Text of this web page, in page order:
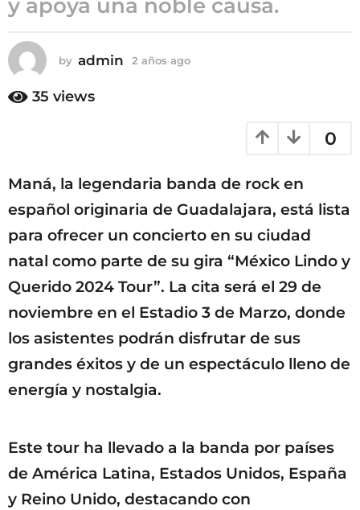
a
o
s
a
y apoya una noble causa.
by admin 2 años ago
35 views
0
Maná, la legendaria banda de rock en
español originaria de Guadalajara, está lista
para ofrecer un concierto en su ciudad
natal como parte de su gira “México Lindo y
Querido 2024 Tour”. La cita será el 29 de
noviembre en el Estadio 3 de Marzo, donde
los asistentes podrán disfrutar de sus
grandes éxitos y de un espectáculo lleno de
energía y nostalgia.
Este tour ha llevado a la banda por países
de América Latina, Estados Unidos, España
y Reino Unido, destacando con